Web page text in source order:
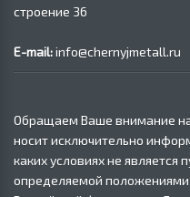
строение 36
E-mail:info@chernyjmetall.ru
Обращаем Ваше внимание
носит исключительно
каких условиях не является
определяемой положениями